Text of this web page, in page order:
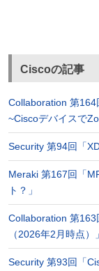
Ciscoの記事
Collaboration 第
~Ciscoデバイスで
Security 第94回「
Meraki 第167回「
ト？」
Collaboration 第163
（2026年2月時点）」
Security 第93回「